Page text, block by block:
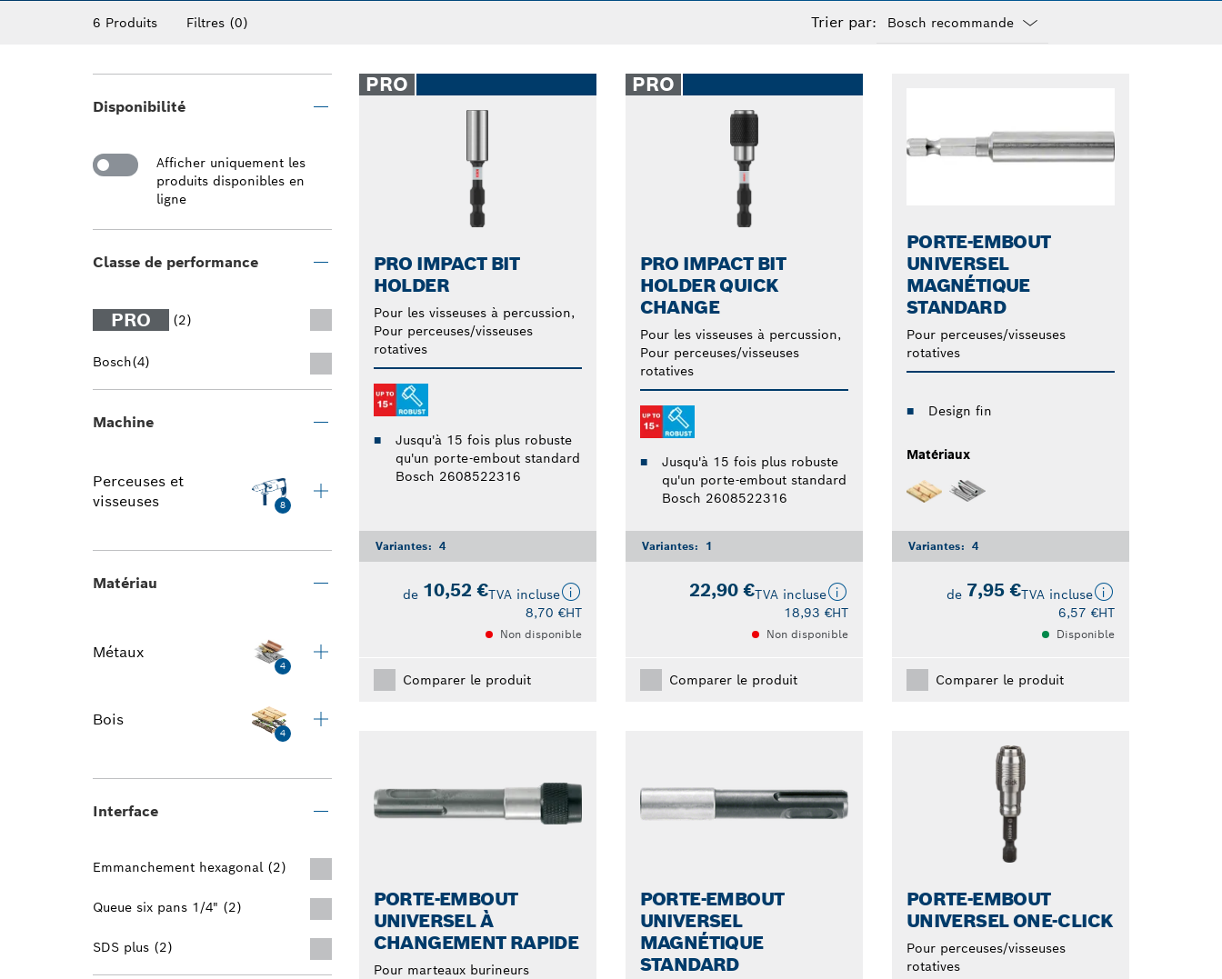
particulièrement pratiques lorsque vous devez maintenir vos embouts solidement en place. Notre porte-embouts à
6 Produits Filtres (0) Trier par:
Disponibilité
Afficher uniquement les
produits disponibles en
ligne
Classe de performance
PRO (2)
Bosch(4)
Machine
Perceuses et
visseuses
8
Matériau
Métaux
4
Bois
4
Interface
Emmanchement hexagonal (2)
Queue six pans 1/4" (2)
SDS plus (2)
PRO
PRO IMPACT BIT
HOLDER
Pour les visseuses à percussion,
Pour perceuses/visseuses
rotatives
Jusqu'à 15 fois plus robuste
qu'un porte-embout standard
Bosch 2608522316
Variantes: 4
de 10,52 €TVA incluse
8,70 €HT
Non disponible
Comparer le produit
PRO
PRO IMPACT BIT
HOLDER QUICK
CHANGE
Pour les visseuses à percussion,
Pour perceuses/visseuses
rotatives
Jusqu'à 15 fois plus robuste
qu'un porte-embout standard
Bosch 2608522316
Variantes: 1
22,90 €TVA incluse
18,93 €HT
Non disponible
Comparer le produit
PORTE-EMBOUT
UNIVERSEL
MAGNÉTIQUE
STANDARD
Pour perceuses/visseuses
rotatives
Design fin
Matériaux
Variantes: 4
de 7,95 €TVA incluse
6,57 €HT
Disponible
Comparer le produit
PORTE-EMBOUT
UNIVERSEL À
CHANGEMENT RAPIDE
Pour marteaux burineurs
PORTE-EMBOUT
UNIVERSEL
MAGNÉTIQUE
STANDARD
PORTE-EMBOUT
UNIVERSEL ONE-CLICK
Pour perceuses/visseuses
rotatives